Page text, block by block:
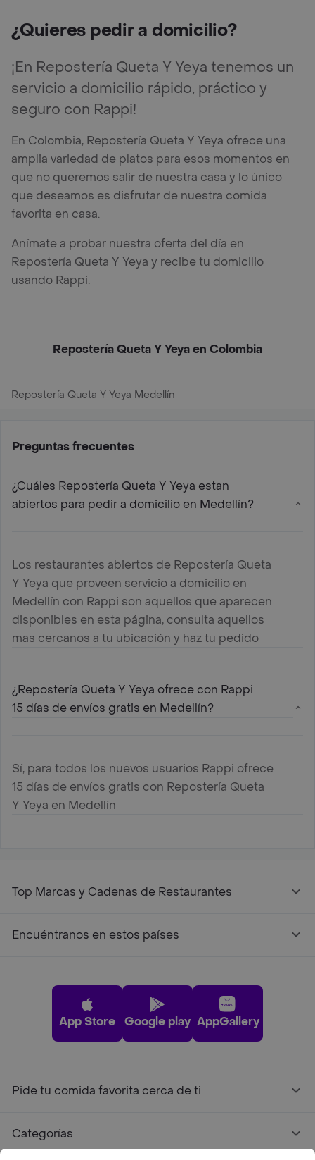
¿Quieres pedir a domicilio?
¡En Repostería Queta Y Yeya tenemos un
servicio a domicilio rápido, práctico y
seguro con Rappi!
En Colombia, Repostería Queta Y Yeya ofrece una
amplia variedad de platos para esos momentos en
que no queremos salir de nuestra casa y lo único
que deseamos es disfrutar de nuestra comida
favorita en casa.
Anímate a probar nuestra oferta del día en
Repostería Queta Y Yeya y recibe tu domicilio
usando Rappi.
Repostería Queta Y Yeya en Colombia
Repostería Queta Y Yeya Medellín
Preguntas frecuentes
¿Cuáles Repostería Queta Y Yeya estan
abiertos para pedir a domicilio en Medellín?
Los restaurantes abiertos de Repostería Queta
Y Yeya que proveen servicio a domicilio en
Medellín con Rappi son aquellos que aparecen
disponibles en esta página, consulta aquellos
mas cercanos a tu ubicación y haz tu pedido
¿Repostería Queta Y Yeya ofrece con Rappi
15 días de envíos gratis en Medellín?
Sí, para todos los nuevos usuarios Rappi ofrece
15 días de envíos gratis con Repostería Queta
Y Yeya en Medellín
Top Marcas y Cadenas de Restaurantes
Encuéntranos en estos países
App Store Google play AppGallery
Pide tu comida favorita cerca de ti
Categorías